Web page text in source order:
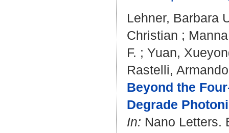
Lehner, Barbara
Christian ;
F. ; Yuan,
Rastelli, Armando
Beyond the
Degrade
In: Nano Letters.